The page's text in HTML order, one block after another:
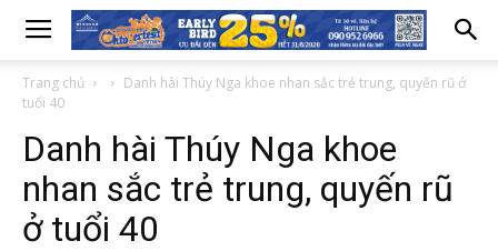
Trang chủ
Danh hài Thúy Nga khoe nhan sắc trẻ trung, quyến rũ ở
tuổi 40
Danh hài Thúy Nga khoe
nhan sắc trẻ trung, quyến rũ
ở tuổi 40